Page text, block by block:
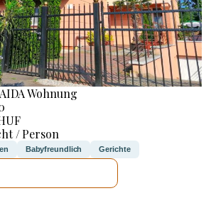
Wohnung
/ Person
Babyfreundlich Gerichte